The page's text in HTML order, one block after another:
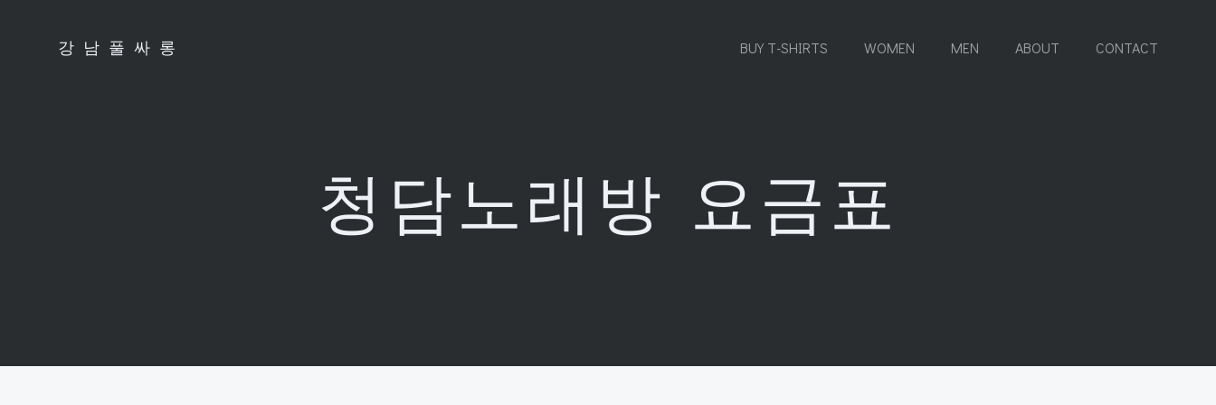
강남풀싸롱 BUY T-SHIRTS WOMEN MEN ABOUT CONTACT
청담노래방 요금표